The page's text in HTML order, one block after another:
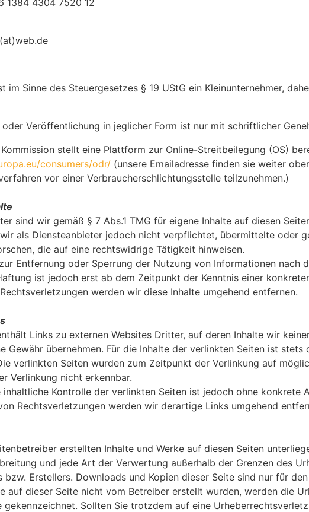
1384 4304 7520 12
im Sinne des Steuergesetzes § 19 UStG ein Kleinunternehmer,
oder Veröffentlichung in jeglicher Form ist nur mit schriftlicher
stellt eine Plattform zur Online-Streitbeilegung (OS)
consumers/odr/ (unsere Emailadresse finden sie weiter
vor einer Verbraucherschlichtungsstelle teilzunehmen.)
sind wir gemäß § 7 Abs.1 TMG für eigene Inhalte auf diesen
als Diensteanbieter jedoch nicht verpflichtet, übermittelte oder
die auf eine rechtswidrige Tätigkeit hinweisen.
Entfernung oder Sperrung der Nutzung von Informationen nach
ist jedoch erst ab dem Zeitpunkt der Kenntnis einer
werden wir diese Inhalte umgehend entfernen.
Links zu externen Websites Dritter, auf deren Inhalte wir
Gewähr übernehmen. Für die Inhalte der verlinkten Seiten ist
verlinkten Seiten wurden zum Zeitpunkt der Verlinkung auf
Verlinkung nicht erkennbar.
inhaltliche Kontrolle der verlinkten Seiten ist jedoch ohne konkrete
Rechtsverletzungen werden wir derartige Links umgehend
erstellten Inhalte und Werke auf diesen Seiten
und jede Art der Verwertung außerhalb der Grenzen des
bzw. Erstellers. Downloads und Kopien dieser Seite sind nur für
auf dieser Seite nicht vom Betreiber erstellt wurden, werden die
gekennzeichnet. Sollten Sie trotzdem auf eine